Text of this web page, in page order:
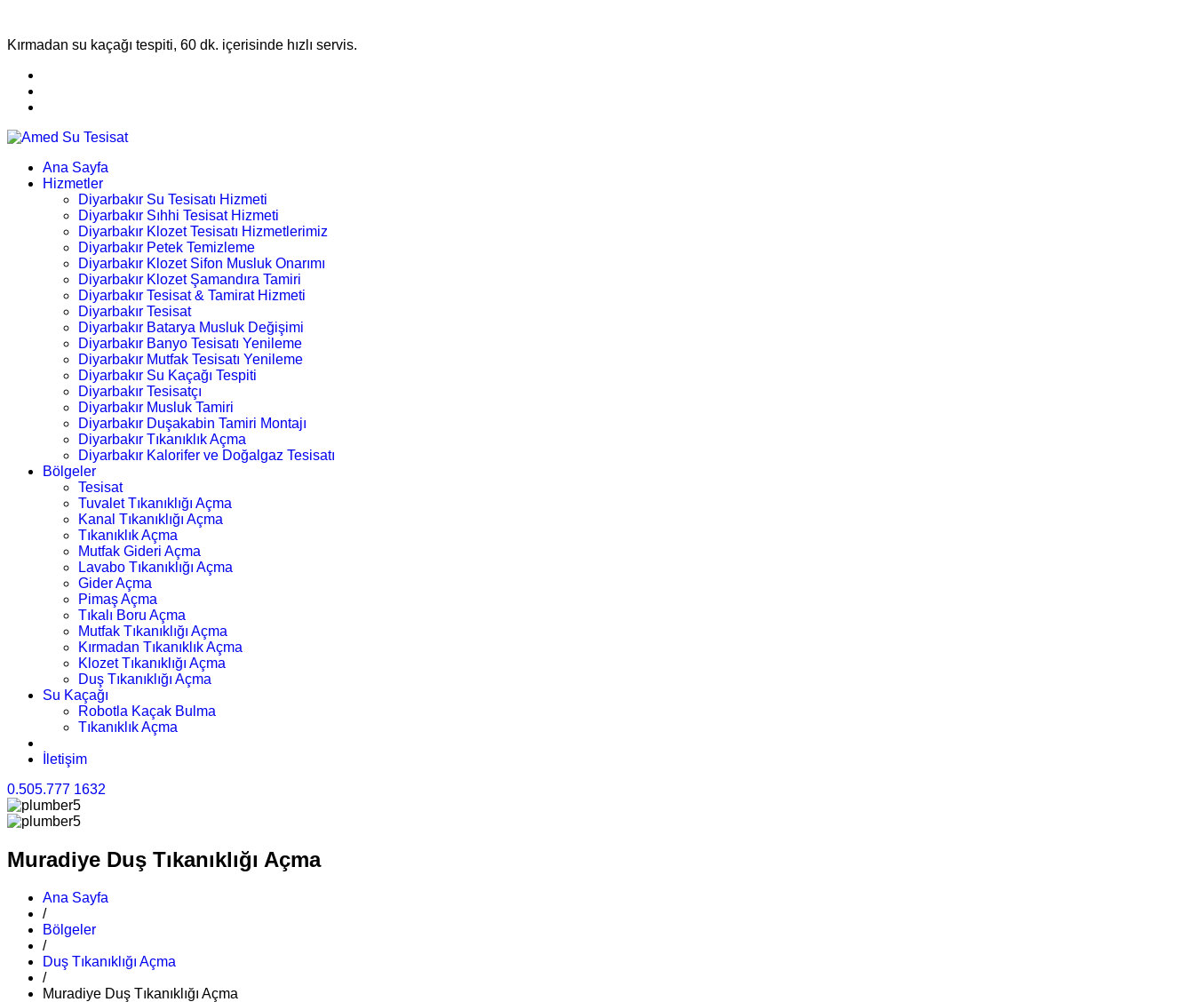
Kırmadan su kaçağı tespiti, 60 dk. içerisinde hızlı servis.
Ana Sayfa
Hizmetler
Diyarbakır Su Tesisatı Hizmeti
Diyarbakır Sıhhi Tesisat Hizmeti
Diyarbakır Klozet Tesisatı Hizmetlerimiz
Diyarbakır Petek Temizleme
Diyarbakır Klozet Sifon Musluk Onarımı
Diyarbakır Klozet Şamandıra Tamiri
Diyarbakır Tesisat & Tamirat Hizmeti
Diyarbakır Tesisat
Diyarbakır Batarya Musluk Değişimi
Diyarbakır Banyo Tesisatı Yenileme
Diyarbakır Mutfak Tesisatı Yenileme
Diyarbakır Su Kaçağı Tespiti
Diyarbakır Tesisatçı
Diyarbakır Musluk Tamiri
Diyarbakır Duşakabin Tamiri Montajı
Diyarbakır Tıkanıklık Açma
Diyarbakır Kalorifer ve Doğalgaz Tesisatı
Bölgeler
Tesisat
Tuvalet Tıkanıklığı Açma
Kanal Tıkanıklığı Açma
Tıkanıklık Açma
Mutfak Gideri Açma
Lavabo Tıkanıklığı Açma
Gider Açma
Pimaş Açma
Tıkalı Boru Açma
Mutfak Tıkanıklığı Açma
Kırmadan Tıkanıklık Açma
Klozet Tıkanıklığı Açma
Duş Tıkanıklığı Açma
Su Kaçağı
Robotla Kaçak Bulma
Tıkanıklık Açma
İletişim
0.505.777 1632
Muradiye Duş Tıkanıklığı Açma
Ana Sayfa
/
Bölgeler
/
Duş Tıkanıklığı Açma
/
Muradiye Duş Tıkanıklığı Açma